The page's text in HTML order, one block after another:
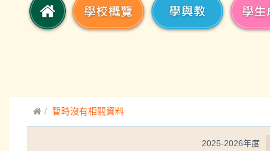
暫時沒有相關資料
2025-2026年度